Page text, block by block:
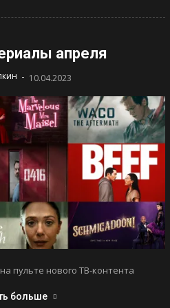
апреля
- 10.04.2023
пульте нового ТВ-контента
больше